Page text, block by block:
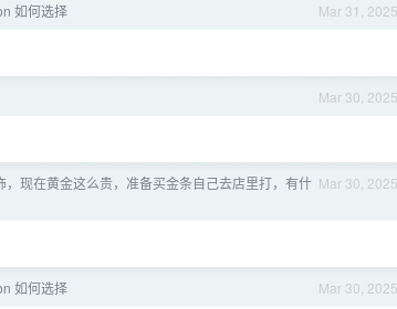
Mar 31, 2025
如何选择
Mar 30, 2025
Mar 30, 2025
，现在黄金这么贵，准备买金条自己去店里打，有什
Mar 30, 2025
如何选择